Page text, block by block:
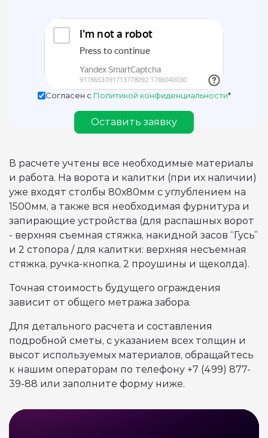
Согласен с Политикой конфиденциальности*
Оставить заявку
В расчете учтены все необходимые материалы
и работа. На ворота и калитки (при их наличии)
уже входят столбы 80х80мм с углублением на
1500мм, а также вся необходимая фурнитура и
запирающие устройства (для распашных ворот
- верхняя съемная стяжка, накидной засов “Гусь”
и 2 стопора / для калитки: верхняя несъемная
стяжка, ручка-кнопка, 2 проушины и щеколда).
Точная стоимость будущего ограждения
зависит от общего метража забора.
Для детального расчета и составления
подробной сметы, с указанием всех толщин и
высот используемых материалов, обращайтесь
к нашим операторам по телефону +7 (499) 877-
39-88 или заполните форму ниже.